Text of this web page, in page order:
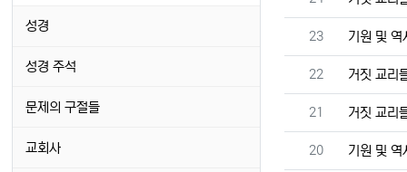
번호
23 기원 및
번호
22 거짓 교리
번호
21 거짓 교리
번호
20 기원 및
성경
성경 주석
문제의 구절들
교회사